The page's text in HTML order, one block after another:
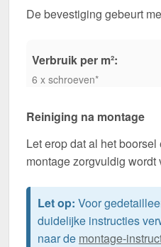
De bevestiging gebeurt
Verbruik per m²:
6 x schroeven*
Reiniging na montage
Let erop dat al het
montage zorgvuldig wordt
Let op: Voor
duidelijke instructies
naar de montage-